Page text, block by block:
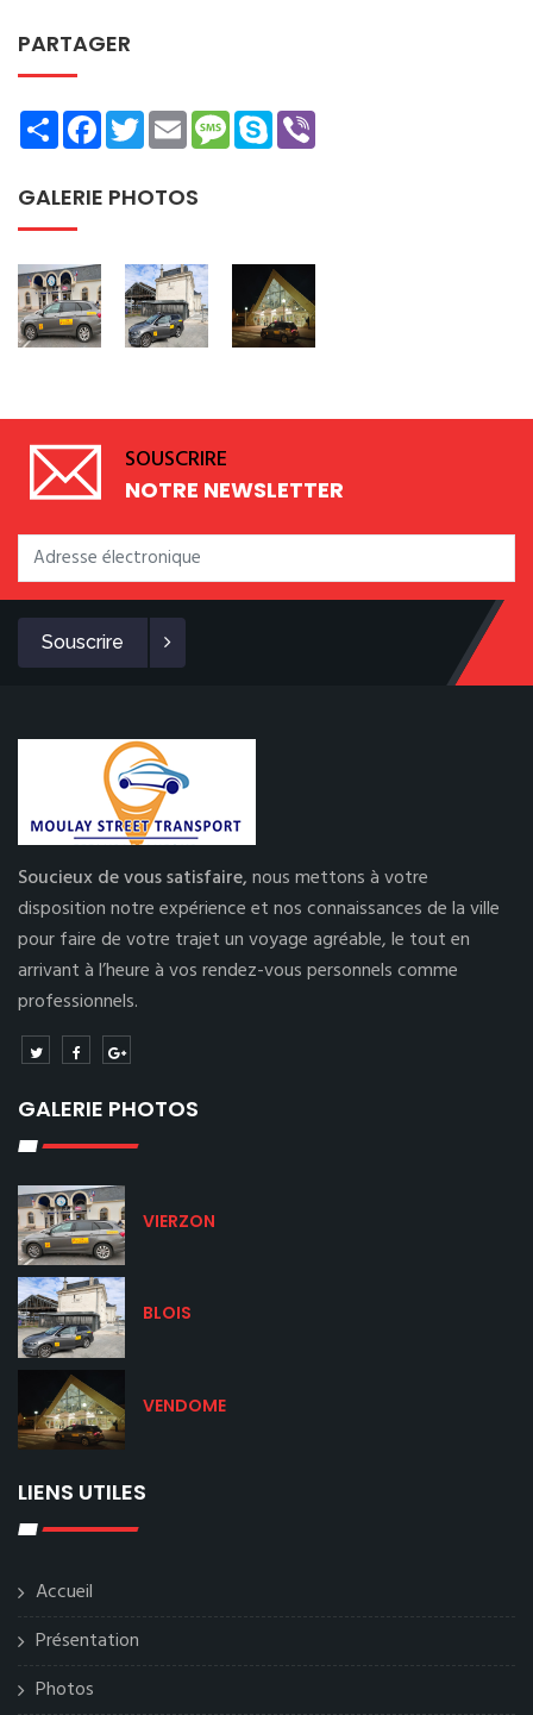
PARTAGER
ShareFacebookTwitterEmailMessage
Skype
GALERIE PHOTOS
SOUSCRIRE
NOTRE NEWSLETTER
Souscrire
Soucieux de vous satisfaire,nous mettons à votre
disposition notre expérience et nos connaissances de la ville
pour faire de votre trajet un voyage agréable, le tout en
arrivant à l’heure à vos rendez-vous personnels comme
professionnels.
GALERIE PHOTOS
VIERZON
BLOIS
VENDOME
LIENS UTILES
Accueil
Présentation
Photos